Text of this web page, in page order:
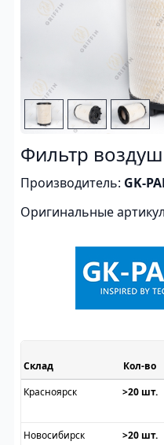
Фильтр
Производитель: GK-
Оригинальные
Склад
Красноярск
>20 шт.
Новосибирск
>20 шт.